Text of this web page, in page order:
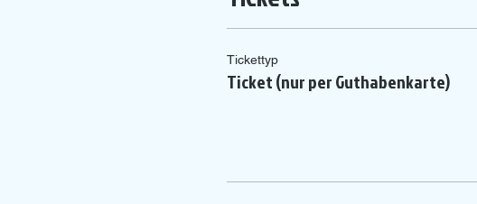
Tickettyp
Ticket (nur per Guthabenkarte)